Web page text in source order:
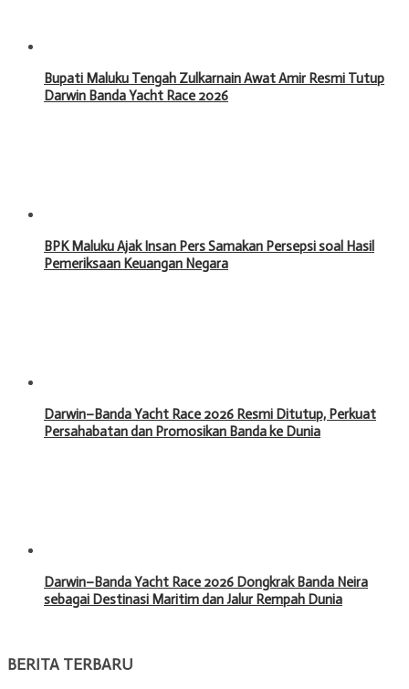
Bupati Maluku Tengah Zulkarnain Awat Amir Resmi Tutup
Darwin Banda Yacht Race 2026
BPK Maluku Ajak Insan Pers Samakan Persepsi soal Hasil
Pemeriksaan Keuangan Negara
Darwin–Banda Yacht Race 2026 Resmi Ditutup, Perkuat
Persahabatan dan Promosikan Banda ke Dunia
Darwin–Banda Yacht Race 2026 Dongkrak Banda Neira
sebagai Destinasi Maritim dan Jalur Rempah Dunia
BERITA TERBARU